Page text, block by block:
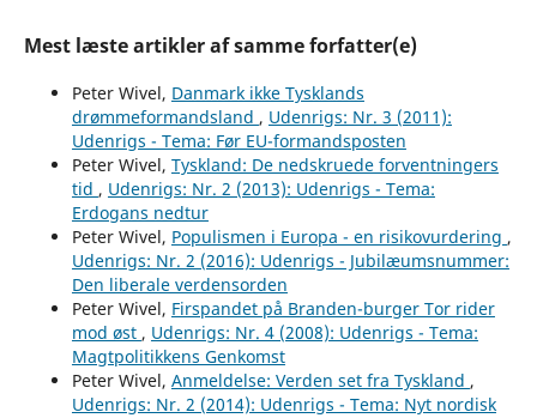
Mest læste artikler af samme forfatter(e)
Peter Wivel, Danmark ikke Tysklands
drømmeformandsland , Udenrigs: Nr. 3 (2011):
Udenrigs - Tema: Før EU-formandsposten
Peter Wivel, Tyskland: De nedskruede forventningers
tid , Udenrigs: Nr. 2 (2013): Udenrigs - Tema:
Erdogans nedtur
Peter Wivel, Populismen i Europa - en risikovurdering ,
Udenrigs: Nr. 2 (2016): Udenrigs - Jubilæumsnummer:
Den liberale verdensorden
Peter Wivel, Firspandet på Branden-burger Tor rider
mod øst , Udenrigs: Nr. 4 (2008): Udenrigs - Tema:
Magtpolitikkens Genkomst
Peter Wivel, Anmeldelse: Verden set fra Tyskland ,
Udenrigs: Nr. 2 (2014): Udenrigs - Tema: Nyt nordisk